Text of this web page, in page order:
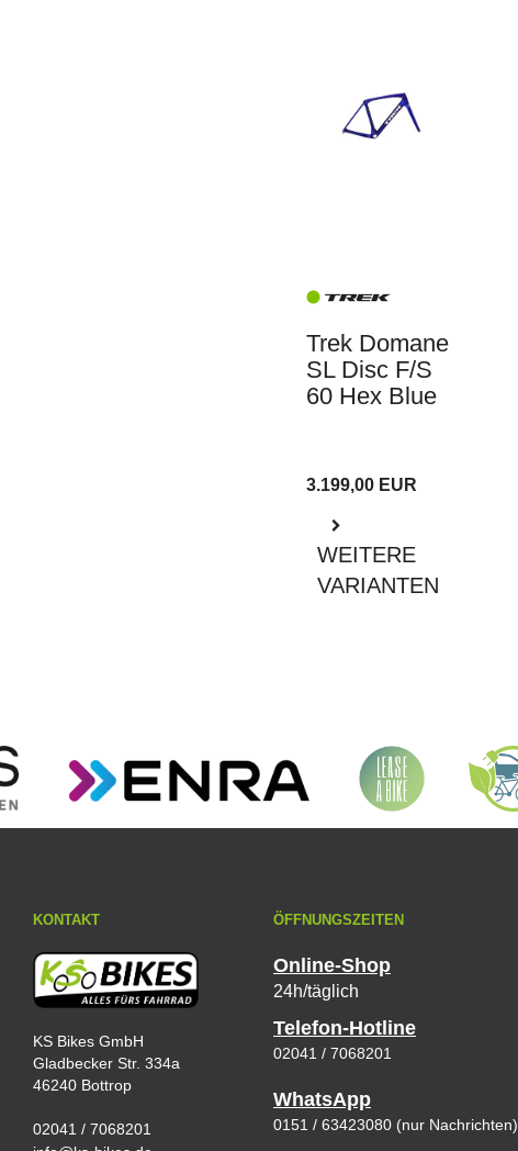
Trek Domane
SL Disc F/S
60 Hex Blue
3.199,00 EUR
WEITERE
VARIANTEN
KONTAKT
KS Bikes GmbH
Gladbecker Str. 334a
46240 Bottrop
02041 / 7068201
ÖFFNUNGSZEITEN
Online-Shop
24h/täglich
Telefon-Hotline
02041 / 7068201
WhatsApp
0151 / 63423080 (nur Nachrichten)